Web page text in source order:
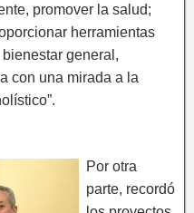
promover la salud;
herramientas
general,
con una mirada a la
Por otra
parte, recordó